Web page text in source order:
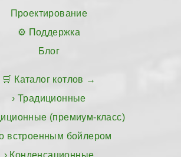
Проектирование
Поддержка
Блог
Каталог котлов
Традиционные
(премиум-класс)
встроенным бойлером
Конденсационные